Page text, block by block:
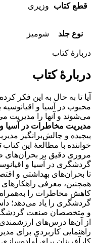
قطع کتاب وزیری
نوع جلد شومیز
دربارهٔ کتاب
دربارهٔ کتاب
آیا تا به حال به این فکر
محبوب در آسیا و
می‌شوند و آنها را مدیریت
مدیریت مخاطرات در آسیا و
پیچیده و چالش‌برانگیز
خواننده با مطالعۀ این کتاب
مروری دقیق بر بحران‌های
گردشگری در آسیا و
تا بحران‌های بهداشتی و
همچنین، معرفی راهکارهای
کاهش مخاطرات را
گردشگری را یاد می‌دهد؛
و متخصصان صنعت گردشگری
از آن‌ها درس‌های
راهنمایی‌ کاربردی برای
کارآفرینان برای